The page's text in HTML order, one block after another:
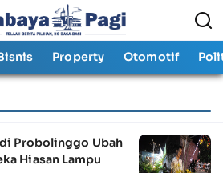
Property Otomotif
Probolinggo Ubah
Hiasan Lampu